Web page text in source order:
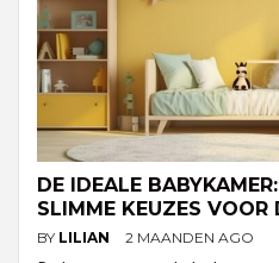
DE IDEALE
SLIMME KEUZES VOOR
BY LILIAN 2 MAANDEN AGO